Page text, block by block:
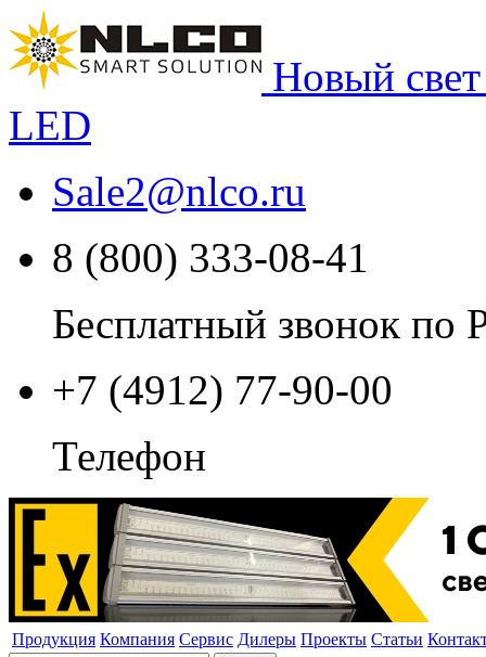
Новый
LED
Sale2@nlco.ru
8 (800) 333-08-41
Бесплатный звонок по
+7 (4912) 77-90-00
Телефон
Продукция Компания Сервис Дилеры Проекты Статьи